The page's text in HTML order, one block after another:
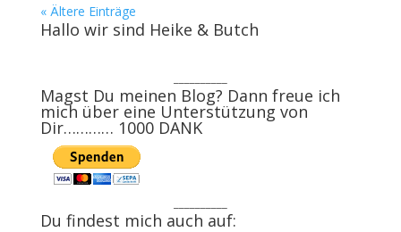
« Ältere Einträge
Hallo wir sind Heike & Butch
Magst Du meinen Blog? Dann freue ich
mich über eine Unterstützung von
Dir………… 1000 DANK
Du findest mich auch auf: